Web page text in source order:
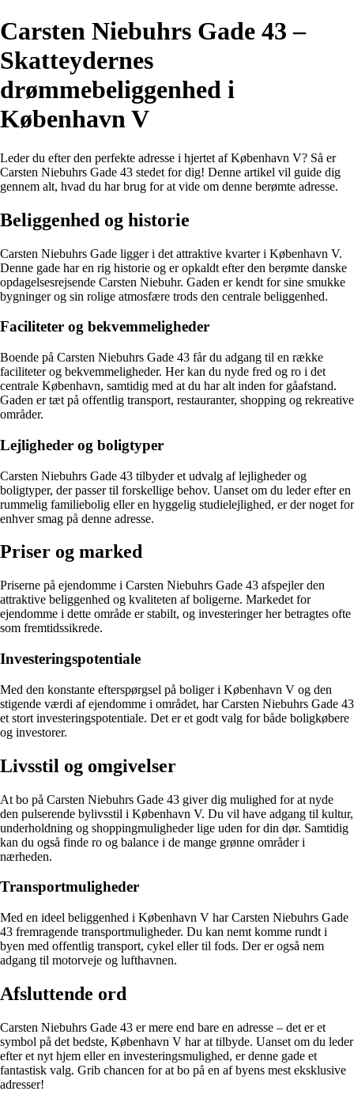
Carsten Niebuhrs Gade 43 –
Skatteydernes
drømmebeliggenhed i
København V
Leder du efter den perfekte adresse i hjertet af København V? Så er
Carsten Niebuhrs Gade 43 stedet for dig! Denne artikel vil guide dig
gennem alt, hvad du har brug for at vide om denne berømte adresse.
Beliggenhed og historie
Carsten Niebuhrs Gade ligger i det attraktive kvarter i København V.
Denne gade har en rig historie og er opkaldt efter den berømte danske
opdagelsesrejsende Carsten Niebuhr. Gaden er kendt for sine smukke
bygninger og sin rolige atmosfære trods den centrale beliggenhed.
Faciliteter og bekvemmeligheder
Boende på Carsten Niebuhrs Gade 43 får du adgang til en række
faciliteter og bekvemmeligheder. Her kan du nyde fred og ro i det
centrale København, samtidig med at du har alt inden for gåafstand.
Gaden er tæt på offentlig transport, restauranter, shopping og rekreative
områder.
Lejligheder og boligtyper
Carsten Niebuhrs Gade 43 tilbyder et udvalg af lejligheder og
boligtyper, der passer til forskellige behov. Uanset om du leder efter en
rummelig familiebolig eller en hyggelig studielejlighed, er der noget for
enhver smag på denne adresse.
Priser og marked
Priserne på ejendomme i Carsten Niebuhrs Gade 43 afspejler den
attraktive beliggenhed og kvaliteten af boligerne. Markedet for
ejendomme i dette område er stabilt, og investeringer her betragtes ofte
som fremtidssikrede.
Investeringspotentiale
Med den konstante efterspørgsel på boliger i København V og den
stigende værdi af ejendomme i området, har Carsten Niebuhrs Gade 43
et stort investeringspotentiale. Det er et godt valg for både boligkøbere
og investorer.
Livsstil og omgivelser
At bo på Carsten Niebuhrs Gade 43 giver dig mulighed for at nyde
den pulserende bylivsstil i København V. Du vil have adgang til kultur,
underholdning og shoppingmuligheder lige uden for din dør. Samtidig
kan du også finde ro og balance i de mange grønne områder i
nærheden.
Transportmuligheder
Med en ideel beliggenhed i København V har Carsten Niebuhrs Gade
43 fremragende transportmuligheder. Du kan nemt komme rundt i
byen med offentlig transport, cykel eller til fods. Der er også nem
adgang til motorveje og lufthavnen.
Afsluttende ord
Carsten Niebuhrs Gade 43 er mere end bare en adresse – det er et
symbol på det bedste, København V har at tilbyde. Uanset om du leder
efter et nyt hjem eller en investeringsmulighed, er denne gade et
fantastisk valg. Grib chancen for at bo på en af byens mest eksklusive
adresser!